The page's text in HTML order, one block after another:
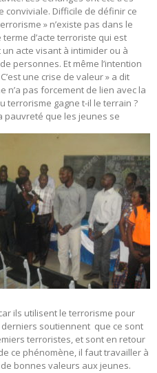
Difficile de définir ce
» n’existe pas dans le
d’acte terroriste qui est
un acte visant à intimider ou à
personnes. Et même l’intention
une crise de valeur » a dit
n’a pas forcement de lien avec la
terrorisme gagne t-il le terrain ?
pauvreté que les jeunes se
ils utilisent le terrorisme pour
soutiennent que ce sont
terroristes, et sont en retour
ce phénomène, il faut travailler à
bonnes valeurs aux jeunes.